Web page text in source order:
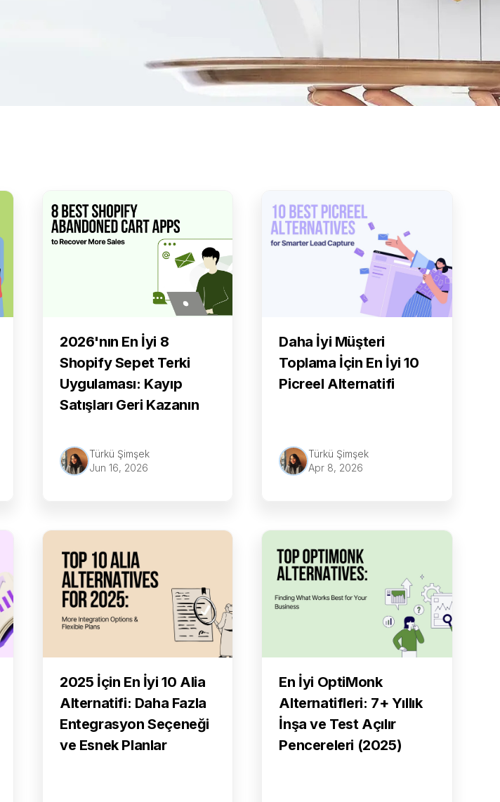
2026'nın En İyi 8
Shopify Sepet Terki
Uygulaması: Kayıp
Satışları Geri Kazanın
Türkü Şimşek
Jun 16, 2026
Daha İyi Müşteri
Toplama İçin En İyi 10
Picreel Alternatifi
Türkü Şimşek
Apr 8, 2026
2025 İçin En İyi 10 Alia
Alternatifi: Daha Fazla
Entegrasyon Seçeneği
ve Esnek Planlar
En İyi OptiMonk
Alternatifleri: 7+ Yıllık
İnşa ve Test Açılır
Pencereleri (2025)